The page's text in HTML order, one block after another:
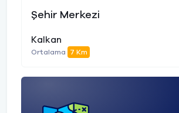
Şehir Merkezi
Kalkan
Ortalama 7 Km